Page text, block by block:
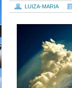
LUIZA-MARIA